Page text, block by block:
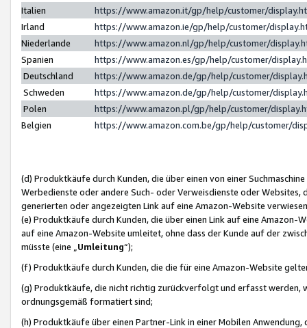
Italien
https://www.amazon.it/gp/help/customer/
Irland
https://www.amazon.ie/gp/help/customer/
Niederlande
https://www.amazon.nl/gp/help/customer/
Spanien
https://www.amazon.es/gp/help/customer/
Deutschland
https://www.amazon.de/gp/help/customer/
Schweden
https://www.amazon.de/gp/help/customer/
Polen
https://www.amazon.pl/gp/help/customer/
Belgien
https://www.amazon.com.be/gp/help/customer/
(d) Produktkäufe durch Kunden, die über einen von einer
Werbedienste oder andere Such- oder Verweisdienste oder Websites,
generierten oder angezeigten Link auf eine Amazon-Website
(e) Produktkäufe durch Kunden, die über einen Link auf eine
auf eine Amazon-Website umleitet, ohne dass der Kunde auf der
müsste (eine „ Umleitung“);
(f) Produktkäufe durch Kunden, die die für eine Amazon-Website
(g) Produktkäufe, die nicht richtig zurückverfolgt und erfasst werden,
ordnungsgemäß formatiert sind;
(h) Produktkäufe über einen Partner-Link in einer Mobilen